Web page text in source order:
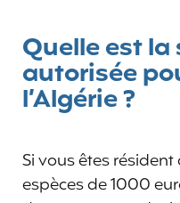
Quelle est
autorisée
l’Algérie ?
Si vous êtes
espèces de 1000